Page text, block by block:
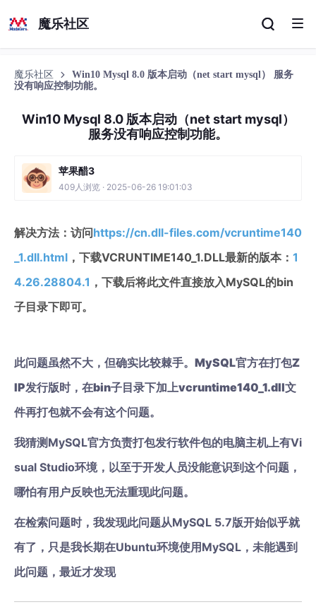
魔乐社区
魔乐社区
Win10 Mysql 8.0 版本启动（net start mysql） 服务
没有响应控制功能。
Win10 Mysql 8.0 版本启动（net start mysql）
服务没有响应控制功能。
苹果醋3
409人浏览 · 2025-06-26 19:01:03
解决方法：访问https://cn.dll-files.com/vcruntime140
_1.dll.html ，下载VCRUNTIME140_1.DLL最新的版本： 1
4.26.28804.1 ，下载后将此文件直接放入MySQL的bin
子目录下即可。
此问题虽然不大，但确实比较棘手。MySQL官方在打包Z
IP发行版时，在bin子目录下加上vcruntime140_1.dll文
件再打包就不会有这个问题。
我猜测MySQL官方负责打包发行软件包的电脑主机上有Vi
sual Studio环境，以至于开发人员没能意识到这个问题，
哪怕有用户反映也无法重现此问题。
在检索问题时，我发现此问题从MySQL 5.7版开始似乎就
有了，只是我长期在Ubuntu环境使用MySQL，未能遇到
此问题，最近才发现